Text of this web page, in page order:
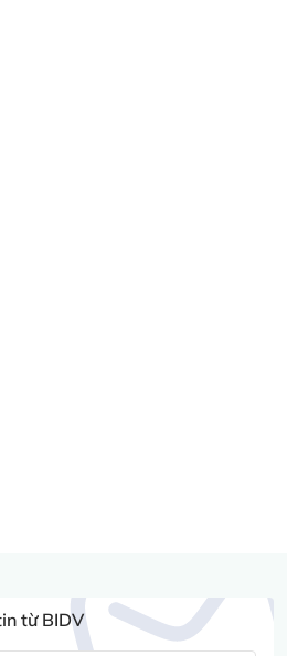
từ BIDV